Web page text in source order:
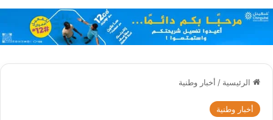
الرئيسية / أخبار وطنية
أخبار وطنية